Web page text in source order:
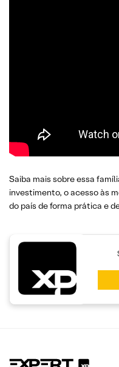
Saiba mais sobre essa
investimento, o acesso às
do país de forma prática e